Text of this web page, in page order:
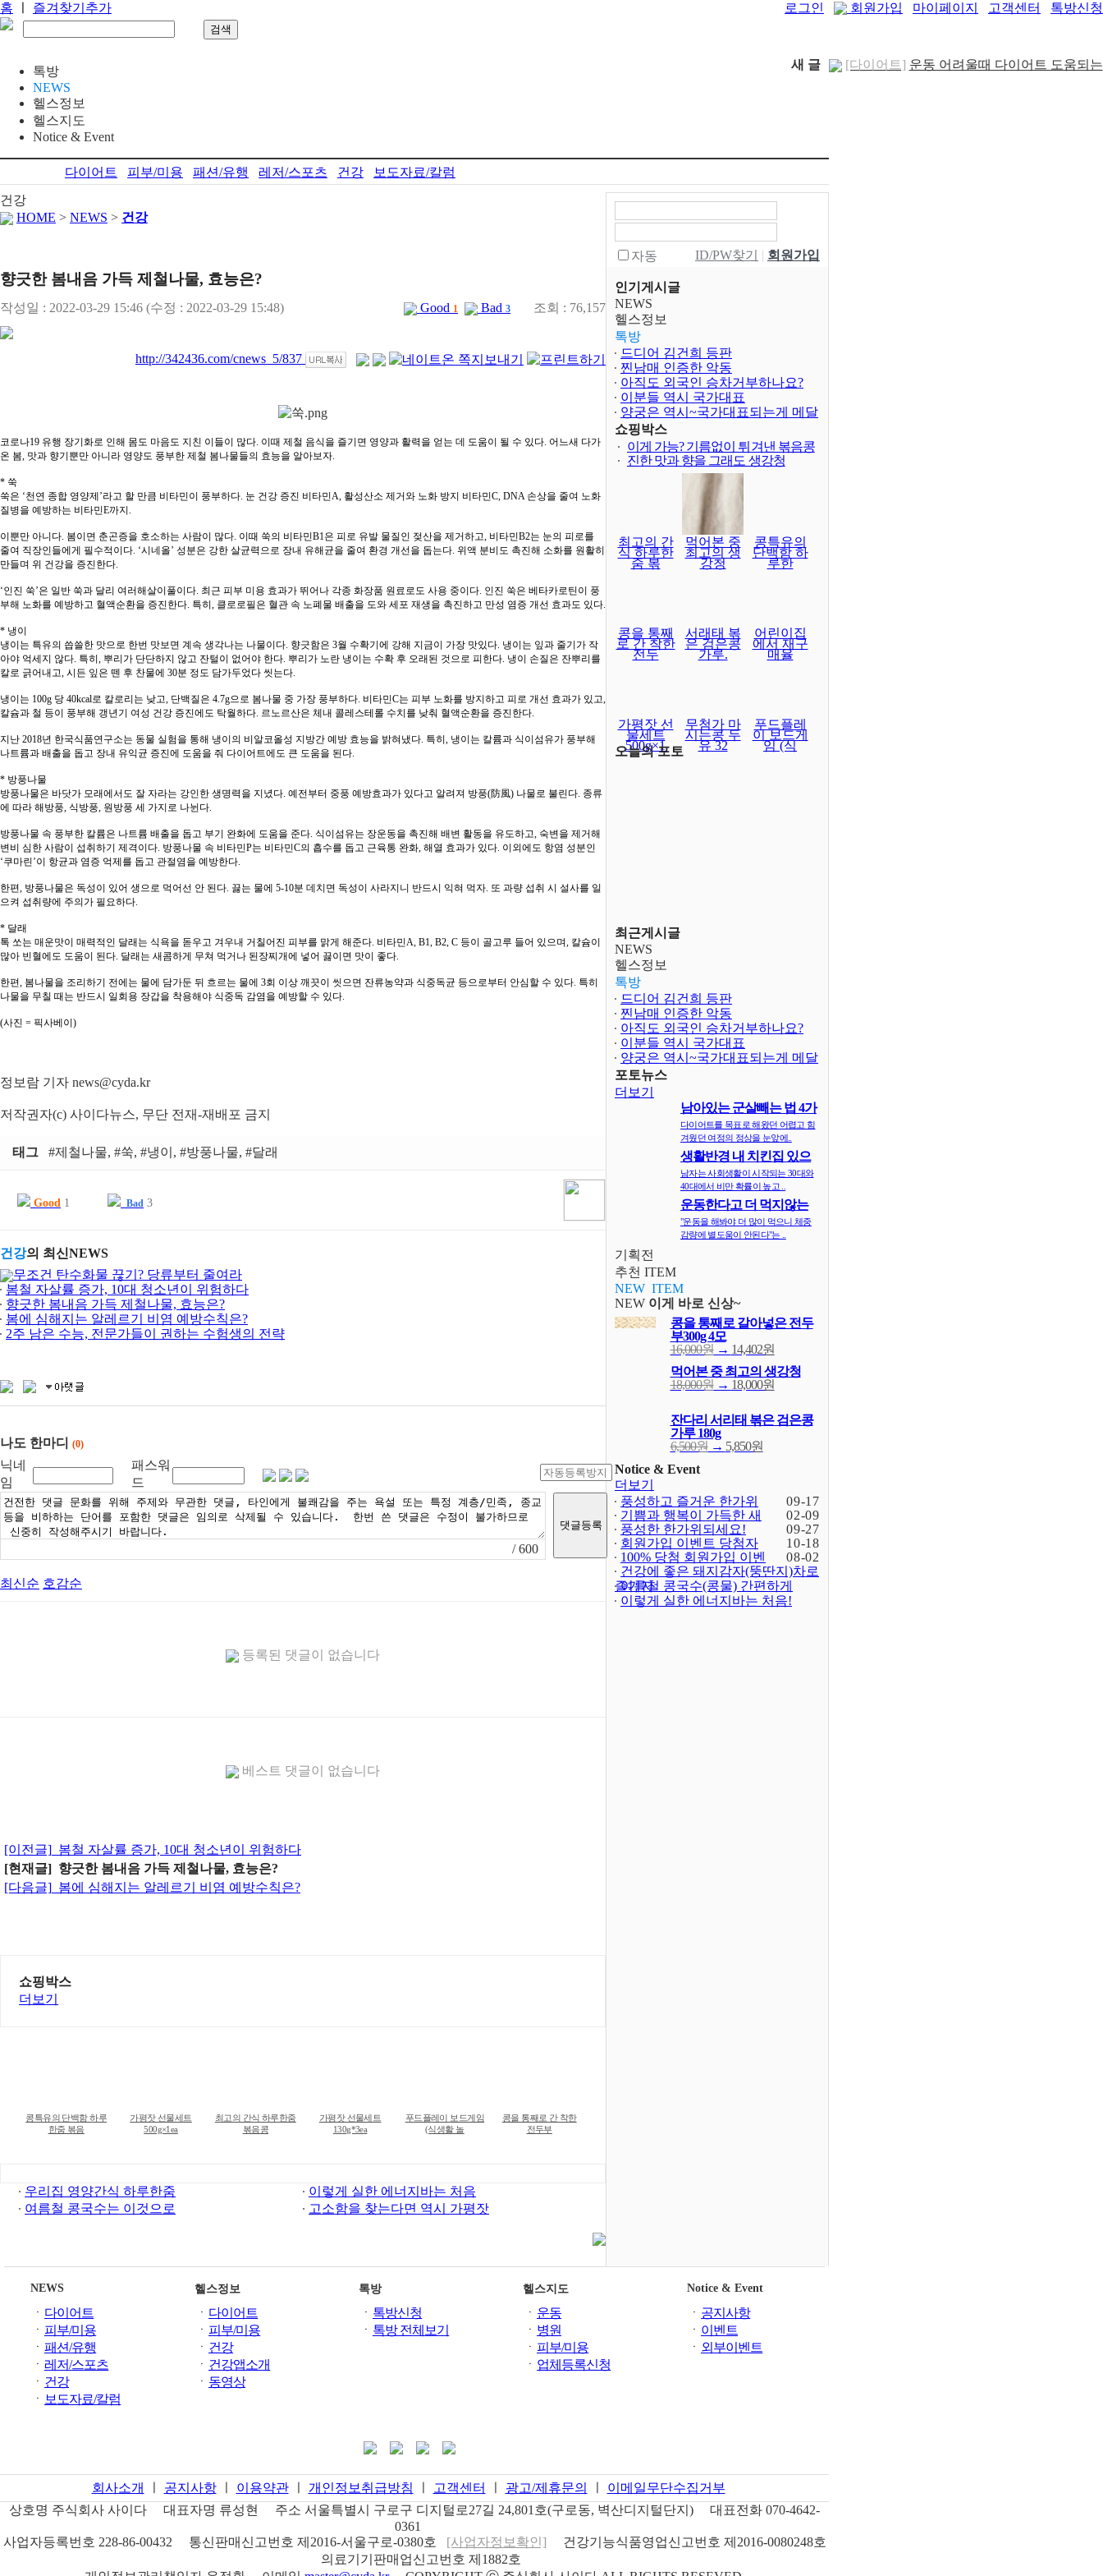
홈 즐겨찾기추가 로그인 회원가입 마이페이지 고객센터 톡방신청
톡방
NEWS
헬스정보
헬스지도
Notice & Event
새 글 [다이어트] 운동 어려울때 다이어트 도움되는
다이어트 피부/미용 패션/유행 레저/스포츠 건강
보도자료/칼럼
건강
HOME > NEWS > 건강
향긋한 봄내음 가득 제철나물, 효능은?
작성일 : 2022-03-29 15:46 (수정 : 2022-03-29 15:48) Good 1 Bad 3 조회 : 76,157
http://342436.com/cnews_5/837
코로나19 유행 장기화로 인해 몸도 마음도 지친 이들이 많다. 이때 제철 음식을 즐기면 영양과 활력을 얻는 데 도움이 될 수 있다. 어느새 다가
온 봄, 맛과 향기뿐만 아니라 영양도 풍부한 제철 봄나물들의 효능을 알아보자.
* 쑥
쑥은 ‘천연 종합 영양제’라고 할 만큼 비타민이 풍부하다. 눈 건강 증진 비타민A, 활성산소 제거와 노화 방지 비타민C, DNA 손상을 줄여 노화
질병을 예방하는 비타민E까지.
이뿐만 아니다. 봄이면 춘곤증을 호소하는 사람이 많다. 이때 쑥의 비타민B1은 피로 유발 물질인 젖산을 제거하고, 비타민B2는 눈의 피로를
줄여 직장인들에게 필수적이다. ‘시네올’ 성분은 강한 살균력으로 장내 유해균을 줄여 환경 개선을 돕는다. 위액 분비도 촉진해 소화를 원활히
만들며 위 건강을 증진한다.
‘인진 쑥’은 일반 쑥과 달리 여러해살이풀이다. 최근 피부 미용 효과가 뛰어나 각종 화장품 원료로도 사용 중이다. 인진 쑥은 베타카로틴이 풍
부해 노화를 예방하고 혈액순환을 증진한다. 특히, 클로로필은 혈관 속 노폐물 배출을 도와 세포 재생을 촉진하고 만성 염증 개선 효과도 있다.
* 냉이
냉이는 특유의 씁쓸한 맛으로 한번 맛보면 계속 생각나는 나물이다. 향긋함은 3월 수확기에 강해 지금이 가장 맛있다. 냉이는 잎과 줄기가 작
아야 억세지 않다. 특히, 뿌리가 단단하지 않고 잔털이 없어야 한다. 뿌리가 노란 냉이는 수확 후 오래된 것으로 피한다. 냉이 손질은 잔뿌리를
칼로 긁어내고, 시든 잎은 뗀 후 찬물에 30분 정도 담가두었다 씻는다.
냉이는 100g 당 40kcal로 칼로리는 낮고, 단백질은 4.7g으로 봄나물 중 가장 풍부하다. 비타민C는 피부 노화를 방지하고 피로 개선 효과가 있고,
칼슘과 철 등이 풍부해 갱년기 여성 건강 증진에도 탁월하다. 르노르산은 체내 콜레스테롤 수치를 낮춰 혈액순환을 증진한다.
지난 2018년 한국식품연구소는 동물 실험을 통해 냉이의 비알코올성 지방간 예방 효능을 밝혀냈다. 특히, 냉이는 칼륨과 식이섬유가 풍부해
나트륨과 배출을 돕고 장내 유익균 증진에 도움을 줘 다이어트에도 큰 도움을 된다.
* 방풍나물
방풍나물은 바닷가 모래에서도 잘 자라는 강인한 생명력을 지녔다. 예전부터 중풍 예방효과가 있다고 알려져 방풍(防風) 나물로 불린다. 종류
에 따라 해방풍, 식방풍, 원방풍 세 가지로 나뉜다.
방풍나물 속 풍부한 칼륨은 나트륨 배출을 돕고 부기 완화에 도움을 준다. 식이섬유는 장운동을 촉진해 배변 활동을 유도하고, 숙변을 제거해
변비 심한 사람이 섭취하기 제격이다. 방풍나물 속 비타민P는 비타민C의 흡수를 돕고 근육통 완화, 해열 효과가 있다. 이외에도 항염 성분인
‘쿠마린’이 항균과 염증 억제를 돕고 관절염을 예방한다.
한편, 방풍나물은 독성이 있어 생으로 먹어선 안 된다. 끓는 물에 5-10분 데치면 독성이 사라지니 반드시 익혀 먹자. 또 과량 섭취 시 설사를 일
으켜 섭취량에 주의가 필요하다.
* 달래
톡 쏘는 매운맛이 매력적인 달래는 식욕을 돋우고 겨우내 거칠어진 피부를 맑게 해준다. 비타민A, B1, B2, C 등이 골고루 들어 있으며, 칼슘이
많아 빈혈에도 도움이 된다. 달래는 새콤하게 무쳐 먹거나 된장찌개에 넣어 끓이면 맛이 좋다.
한편, 봄나물을 조리하기 전에는 물에 담가둔 뒤 흐르는 물에 3회 이상 깨끗이 씻으면 잔류농약과 식중독균 등으로부터 안심할 수 있다. 특히
나물을 무칠 때는 반드시 일회용 장갑을 착용해야 식중독 감염을 예방할 수 있다.
(사진 = 픽사베이)
정보람 기자 news@cyda.kr
저작권자(c) 사이다뉴스, 무단 전재-재배포 금지
태그 #제철나물, #쑥, #냉이, #방풍나물, #달래
Good 1 Bad 3
건강의 최신NEWS
무조건 탄수화물 끊기? 당류부터 줄여라
봄철 자살률 증가, 10대 청소년이 위험하다
향긋한 봄내음 가득 제철나물, 효능은?
봄에 심해지는 알레르기 비염 예방수칙은?
2주 남은 수능, 전문가들이 권하는 수험생의 전략
나도 한마디 (0)
닉네
임
패스워
드
/ 600
최신순 호감순
등록된 댓글이 없습니다
베스트 댓글이 없습니다
[이전글] 봄철 자살률 증가, 10대 청소년이 위험하다
[현재글] 향긋한 봄내음 가득 제철나물, 효능은?
[다음글] 봄에 심해지는 알레르기 비염 예방수칙은?
쇼핑박스
더보기
콩특유의 단백함 하루
한줌 볶음
가평잣 선물세트
500g×1ea
최고의 간식 하루한줌
볶음콩
가평잣 선물세트
130g*3ea
푸드플레이 보드게임
(식생활 놀
콩을 통째로 간 착한
전두부
우리집 영양간식 하루한줌
이렇게 실한 에너지바는 처음
여름철 콩국수는 이것으로
고소함을 찾는다면 역시 가평잣
자동 ID/PW찾기 | 회원가입
인기게시글
NEWS
헬스정보
톡방
드디어 김건희 등판
찐남매 인증한 악동
아직도 외국인 승차거부하나요?
이분들 역시 국가대표
양궁은 역시~국가대표되는게 메달
보다 어렵..
쇼핑박스
이게 가능? 기름없이 튀겨낸 볶음콩
진한 맛과 향을 그래도 생강청
최고의 간
식 하루한
줌 볶
먹어본 중
최고의 생
강청
콩특유의
단백함 하
루한
콩을 통째
로 간 착한
전두
서래태 볶
은 검은콩
가루.
어린이집
에서 재구
매율
가평잣 선
물세트
500g×1
무첨가 마
시는콩 두
유 32
푸드플레
이 보드게
임 (식
오늘의 포토
최근게시글
NEWS
헬스정보
톡방
드디어 김건희 등판
찐남매 인증한 악동
아직도 외국인 승차거부하나요?
이분들 역시 국가대표
양궁은 역시~국가대표되는게 메달
보다 어렵..
포토뉴스
더보기
남아있는 군살빼는 법 4가
지
다이어트를 목표로 해왔던 어렵고 힘
겨웠던 여정의 정상을 눈앞에..
생활반경 내 치킨집 있으
면 비만확률 ..
남자는 사회생활이 시작되는 30대와
40대에서 비만 확률이 높고 ..
운동한다고 더 먹지않는
다? 오히려 식..
"운동을 해봐야 더 많이 먹으니 체중
감량에 별도움이 안된다"는 ..
기획전
추천 ITEM
NEW ITEM
NEW 이게 바로 신상~
콩을 통째로 갈아넣은 전두
부300g 4모
16,000원→ 14,402원
먹어본 중 최고의 생강청
18,000원→ 18,000원
잔다리 서리태 볶은 검은콩
가루 180g
6,500원→ 5,850원
Notice & Event
더보기
풍성하고 즐거운 한가위
되세요! (-402)
09-17
기쁨과 행복이 가득한 새
해되세요!
02-09
풍성한 한가위되세요!
09-27
회원가입 이벤트 당첨자
발표 (4)
10-18
100% 당첨 회원가입 이벤
트(종료)
(23)
08-02
건강에 좋은 돼지감자(뚱딴지)차로
즐기자
여름철 콩국수(콩물) 간편하게
이렇게 실한 에너지바는 처음!
NEWS
ㆍ 다이어트
ㆍ 피부/미용
ㆍ 패션/유행
ㆍ 레저/스포츠
ㆍ 건강
ㆍ 보도자료/칼럼
헬스정보
ㆍ 다이어트
ㆍ 피부/미용
ㆍ 건강
ㆍ 건강앱소개
ㆍ 동영상
톡방
ㆍ 톡방신청
ㆍ 톡방 전체보기
헬스지도
ㆍ 운동
ㆍ 병원
ㆍ 피부/미용
ㆍ 업체등록신청
Notice & Event
ㆍ 공지사항
ㆍ 이벤트
ㆍ 외부이벤트
회사소개 공지사항ㅣ 이용약관ㅣ 개인정보취급방침 고객센터 광고/제휴문의
이메일무단수집거부
상호명 주식회사 사이다 대표자명 류성현 주소 서울특별시 구로구 디지털로27길 24,801호(구로동, 벽산디지털단지) 대표전화 070-4642-
0361
사업자등록번호 228-86-00432 통신판매신고번호 제2016-서울구로-0380호 [사업자정보확인] 건강기능식품영업신고번호 제2016-0080248호
의료기기판매업신고번호 제1882호